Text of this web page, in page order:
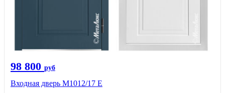
98 800 руб
Входная дверь М1012/17 E